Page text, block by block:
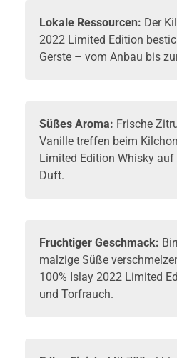
Lokale Ressourcen: Der
2022 Limited Edition
Gerste – vom Anbau bis
Süßes Aroma: Frische
Vanille treffen beim
Limited Edition Whisky auf
Duft.
Fruchtiger Geschmack:
malzige Süße
100% Islay 2022 Limited
und Torfrauch.